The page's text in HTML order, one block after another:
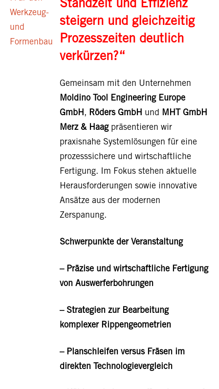
Standzeit und Effizienz
steigern und gleichzeitig
Prozesszeiten deutlich
verkürzen?“
Gemeinsam mit den Unternehmen
Moldino Tool Engineering Europe
GmbH, Röders GmbH und MHT GmbH
Merz & Haagpräsentieren wir
praxisnahe Systemlösungen für eine
prozesssichere und wirtschaftliche
Fertigung. Im Fokus stehen aktuelle
Herausforderungen sowie innovative
Ansätze aus der modernen
Zerspanung.
Schwerpunkte der Veranstaltung
– Präzise und wirtschaftliche Fertigung
von Auswerferbohrungen
– Strategien zur Bearbeitung
komplexer Rippengeometrien
– Planschleifen versus Fräsen im
direkten Technologievergleich